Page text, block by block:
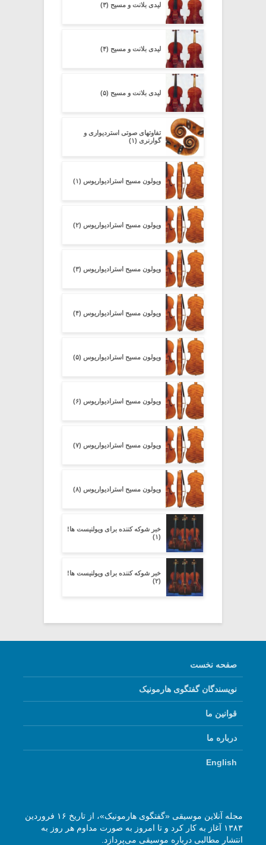
لیدی بلانت و مسیح (۳)
لیدی بلانت و مسیح (۴)
لیدی بلانت و مسیح (۵)
تفاوتهای صوتی استردیواری و
گوارنری (۱)
ویولون مسیح استرادیواریوس (۱)
ویولون مسیح استرادیواریوس (۲)
ویولون مسیح استرادیواریوس (۳)
ویولون مسیح استرادیواریوس (۴)
ویولون مسیح استرادیواریوس (۵)
ویولون مسیح استرادیواریوس (۶)
ویولون مسیح استرادیواریوس (۷)
ویولون مسیح استرادیواریوس (۸)
خبر شوکه کننده برای ویولنیست ها!
(۱)
خبر شوکه کننده برای ویولنیست ها!
(۲)
صفحه نخست
نویسندگان گفتگوی هارمونیک
قوانین ما
درباره ما
English
مجله آنلاین موسیقی «گفتگوی هارمونیک»، از تاریخ ۱۶ فروردین
۱۳۸۳ آغاز به کار کرد و تا امروز به صورت مداوم هر روز به
انتشار مطالبی درباره موسیقی می‌پردازد.